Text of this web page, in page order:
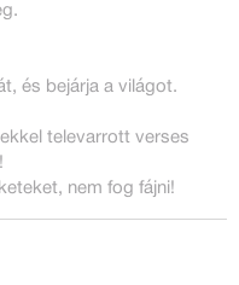
és bejárja a világot.
televarrott verses
nem fog fájni!